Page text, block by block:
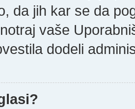
da jih kar se da
vaše
dodeli